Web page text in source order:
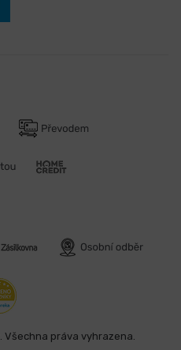
. Všechna práva vyhrazena.